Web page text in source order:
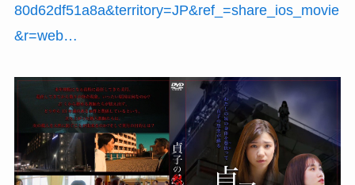
80d62df51a8a&territory=JP&ref_=share_ios_movie
&r=web…